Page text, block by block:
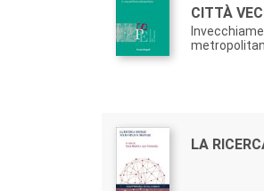
Titolo:
CITTÀ
Autori:
Titolo:
LA